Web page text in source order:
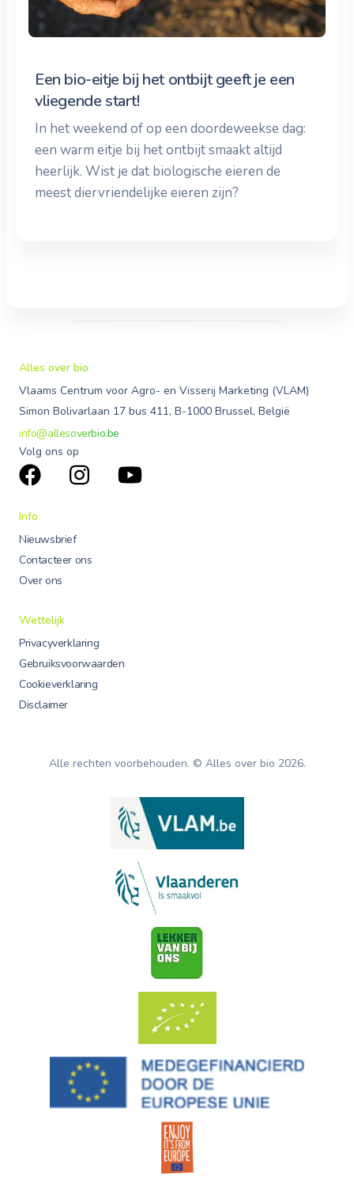
Een bio-eitje bij het ontbijt geeft je een
vliegende start!
In het weekend of op een doordeweekse dag:
een warm eitje bij het ontbijt smaakt altijd
heerlijk. Wist je dat biologische eieren de
meest diervriendelijke eieren zijn?
Alles over bio
Vlaams Centrum voor Agro- en Visserij Marketing (VLAM)
Simon Bolivarlaan 17 bus 411, B-1000 Brussel, België
info@allesoverbio.be
Volg ons op
Info
Nieuwsbrief
Contacteer ons
Over ons
Wettelijk
Privacyverklaring
Gebruiksvoorwaarden
Cookieverklaring
Disclaimer
Alle rechten voorbehouden. © Alles over bio 2026.